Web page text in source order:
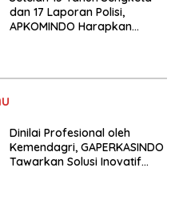
dan 17 Laporan Polisi,
APKOMINDO Harapkan
Dinilai Profesional oleh
Kemendagri, GAPERKASINDO
Tawarkan Solusi Inovatif